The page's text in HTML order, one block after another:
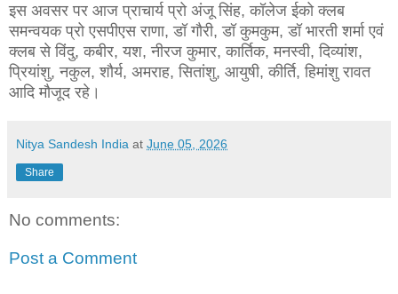
इस अवसर पर आज प्राचार्य प्रो अंजू सिंह, कॉलेज ईको क्लब
समन्वयक प्रो एसपीएस राणा, डॉ गौरी, डॉ कुमकुम, डॉ भारती शर्मा एवं
क्लब से विंदु, कबीर, यश, नीरज कुमार, कार्तिक, मनस्वी, दिव्यांश,
प्रियांशु, नकुल, शौर्य, अमराह, सितांशु, आयुषी, कीर्ति, हिमांशु रावत
आदि मौजूद रहे।
Nitya Sandesh India at June 05, 2026
Share
No comments:
Post a Comment